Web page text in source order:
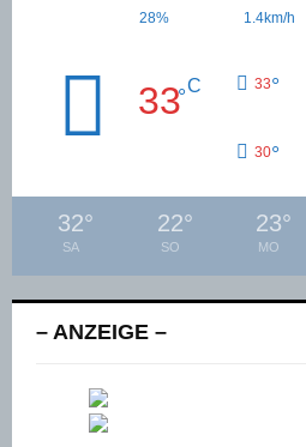
28% 1.4km/h
33°C 33°
30°
32°
SA
22°
SO
23°
MO
– ANZEIGE –